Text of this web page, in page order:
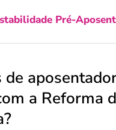
Pré-
de
a Reforma